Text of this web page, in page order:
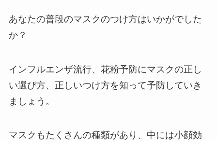
あなたの普段のマスクのつけ方はいかがでした
か？
インフルエンザ流行、花粉予防にマスクの正し
い選び方、正しいつけ方を知って予防していき
ましょう。
マスクもたくさんの種類があり、中には小顔効